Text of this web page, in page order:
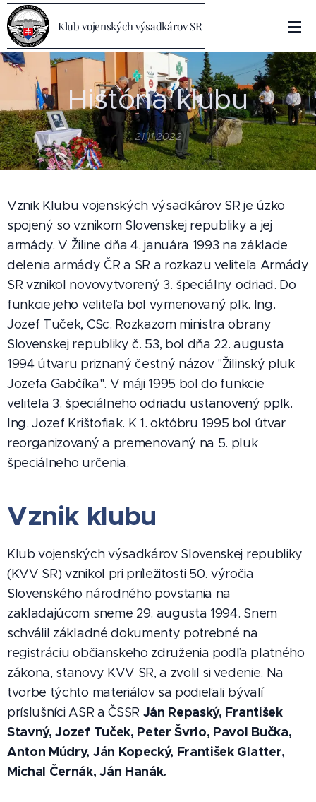
Klub vojenských výsadkárov SR
História klubu
21.11.2022
Vznik Klubu vojenských výsadkárov SR je úzko
spojený so vznikom Slovenskej republiky a jej
armády. V Žiline dňa 4. januára 1993 na základe
delenia armády ČR a SR a rozkazu veliteľa Armády
SR vznikol novovytvorený 3. špeciálny odriad. Do
funkcie jeho veliteľa bol vymenovaný plk. Ing.
Jozef Tuček, CSc. Rozkazom ministra obrany
Slovenskej republiky č. 53, bol dňa 22. augusta
1994 útvaru priznaný čestný názov "Žilinský pluk
Jozefa Gabčíka". V máji 1995 bol do funkcie
veliteľa 3. špeciálneho odriadu ustanovený pplk.
Ing. Jozef Krištofiak. K 1. októbru 1995 bol útvar
reorganizovaný a premenovaný na 5. pluk
špeciálneho určenia.
Vznik klubu
Klub vojenských výsadkárov Slovenskej republiky
(KVV SR) vznikol pri príležitosti 50. výročia
Slovenského národného povstania na
zakladajúcom sneme 29. augusta 1994. Snem
schválil základné dokumenty potrebné na
registráciu občianskeho združenia podľa platného
zákona, stanovy KVV SR, a zvolil si vedenie. Na
tvorbe týchto materiálov sa podieľali bývalí
príslušníci ASR a ČSSR Ján Repaský, František
Stavný, Jozef Tuček, Peter Švrlo, Pavol Bučka,
Anton Múdry, Ján Kopecký, František Glatter,
Michal Černák, Ján Hanák.